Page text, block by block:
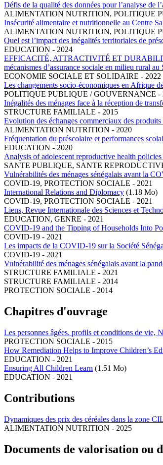
Défis de la qualité des données pour l’analyse de
ALIMENTATION NUTRITION, POLITIQUE
Insécurité alimentaire et nutritionnelle au Centre
ALIMENTATION NUTRITION, POLITIQUE
Quel est l’impact des inégalités territoriales de
EDUCATION - 2024
EFFICACITÉ, ATTRACTIVITÉ ET
mécanismes d’assurance sociale en milieu rural au
ECONOMIE SOCIALE ET SOLIDAIRE - 2022
Les changements socio-économiques en Afrique
POLITIQUE PUBLIQUE / GOUVERNANCE -
Inégalités des ménages face à la réception de
STRUCTURE FAMILIALE - 2015
Evolution des échanges commerciaux des
ALIMENTATION NUTRITION - 2020
Fréquentation du préscolaire et performances
EDUCATION - 2020
Analysis of adolescent reproductive health
SANTE PUBLIQUE, SANTE
Vulnérabilités des ménages sénégalais avant la
COVID-19, PROTECTION SOCIALE - 2021
International Relations and Diplomacy (1.18 Mo)
COVID-19, PROTECTION SOCIALE - 2021
Liens, Revue Internationale des Sciences et
EDUCATION, GENRE - 2021
COVID-19 and the Tipping of Households Into
COVID-19 - 2021
Les impacts de la COVID-19 sur la Société
COVID-19 - 2021
Vulnérabilité des ménages sénégalais avant la
STRUCTURE FAMILIALE - 2021
STRUCTURE FAMILIALE - 2014
PROTECTION SOCIALE - 2014
Chapitres d'ouvrage
Les personnes âgées. profils et conditions de vie,
PROTECTION SOCIALE - 2015
How Remediation Helps to Improve Children’s
EDUCATION - 2021
Ensuring All Children Learn (1.51 Mo)
EDUCATION - 2021
Contributions
Dynamiques des prix des céréales dans la zone
ALIMENTATION NUTRITION - 2025
Documents de valorisation ou